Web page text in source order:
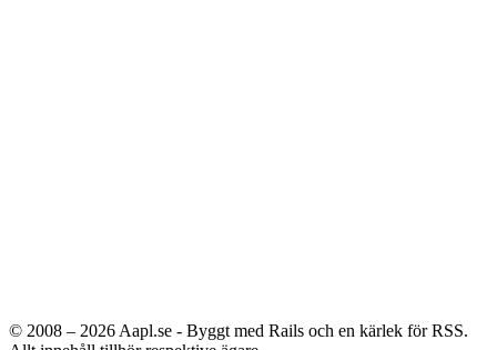
© 2008 – 2026 Aapl.se - Byggt med Rails och en kärlek för RSS.